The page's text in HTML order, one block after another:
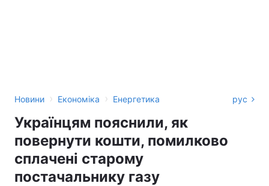
Новини › Економіка › Енергетика рус
Українцям пояснили, як
повернути кошти, помилково
сплачені старому
постачальнику газу